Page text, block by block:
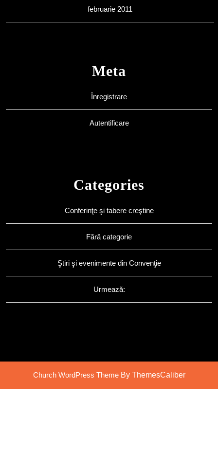
februarie 2011
Meta
Înregistrare
Autentificare
Categories
Conferinţe şi tabere creştine
Fără categorie
Ştiri şi evenimente din Convenţie
Urmează:
Church WordPress ThemeBy ThemesCaliber